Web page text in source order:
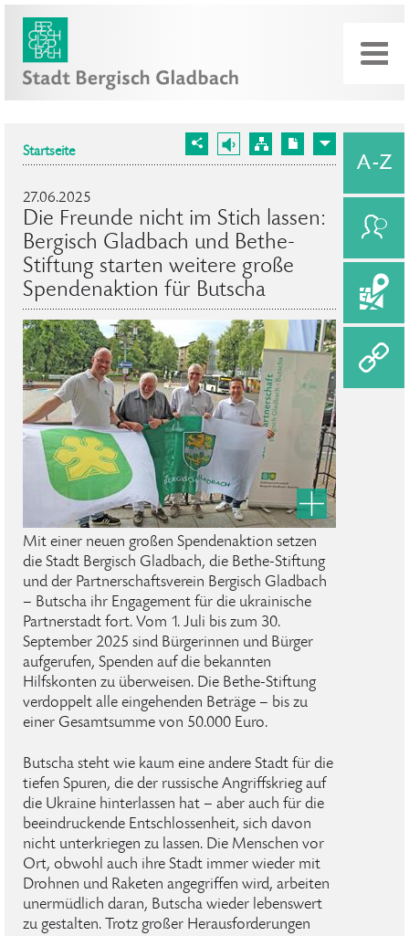
Startseite
27.06.2025
Die Freunde nicht im Stich lassen:
Bergisch Gladbach und Bethe-
Stiftung starten weitere große
Spendenaktion für Butscha
Mit einer neuen großen Spendenaktion setzen
die Stadt Bergisch Gladbach, die Bethe-Stiftung
und der Partnerschaftsverein Bergisch Gladbach
– Butscha ihr Engagement für die ukrainische
Partnerstadt fort. Vom 1. Juli bis zum 30.
September 2025 sind Bürgerinnen und Bürger
aufgerufen, Spenden auf die bekannten
Hilfskonten zu überweisen. Die Bethe-Stiftung
verdoppelt alle eingehenden Beträge – bis zu
einer Gesamtsumme von 50.000 Euro.
Butscha steht wie kaum eine andere Stadt für die
tiefen Spuren, die der russische Angriffskrieg auf
die Ukraine hinterlassen hat – aber auch für die
beeindruckende Entschlossenheit, sich davon
nicht unterkriegen zu lassen. Die Menschen vor
Ort, obwohl auch ihre Stadt immer wieder mit
Drohnen und Raketen angegriffen wird, arbeiten
unermüdlich daran, Butscha wieder lebenswert
zu gestalten. Trotz großer Herausforderungen